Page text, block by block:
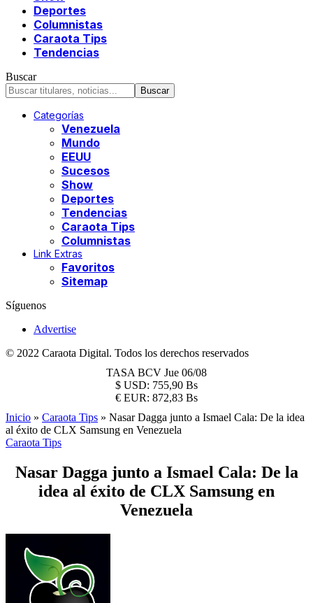
Deportes
Columnistas
Caraota Tips
Tendencias
Buscar
Categorías
Venezuela
Mundo
EEUU
Sucesos
Show
Deportes
Tendencias
Caraota Tips
Columnistas
Link Extras
Favoritos
Sitemap
Síguenos
Advertise
© 2022 Caraota Digital. Todos los derechos reservados
TASA BCV Jue 06/08
$ USD: 755,90 Bs
€ EUR: 872,83 Bs
Inicio » Caraota Tips » Nasar Dagga junto a Ismael Cala: De la idea
al éxito de CLX Samsung en Venezuela
Caraota Tips
Nasar Dagga junto a Ismael Cala: De la
idea al éxito de CLX Samsung en
Venezuela